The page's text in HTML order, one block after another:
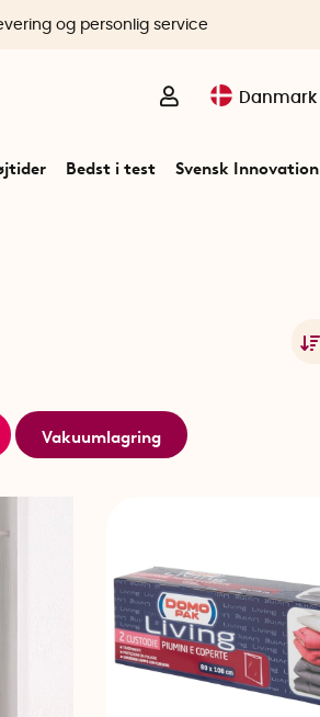
Danmark
Bedst i test Svensk Innovation
og personlig service
Vakuumlagring